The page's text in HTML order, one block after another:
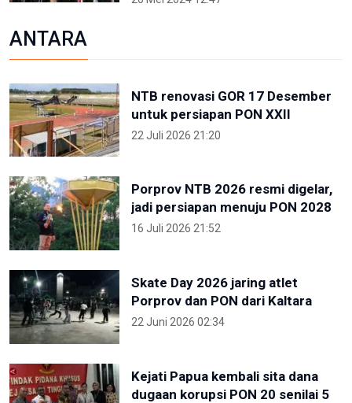
ANTARA
NTB renovasi GOR 17 Desember
untuk persiapan PON XXII
22 Juli 2026 21:20
Porprov NTB 2026 resmi digelar,
jadi persiapan menuju PON 2028
16 Juli 2026 21:52
Skate Day 2026 jaring atlet
Porprov dan PON dari Kaltara
22 Juni 2026 02:34
Kejati Papua kembali sita dana
dugaan korupsi PON 20 senilai 5